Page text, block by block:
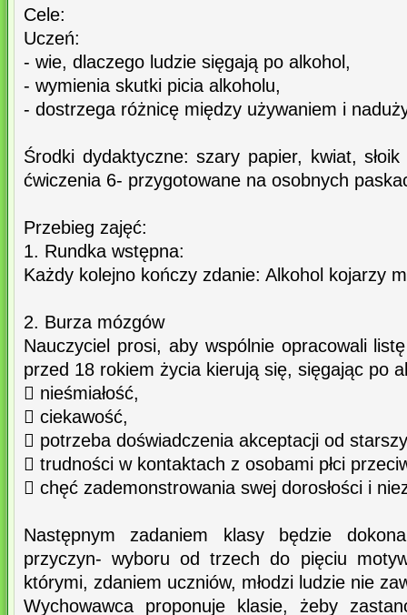
Cele:
Uczeń:
- wie, dlaczego ludzie sięgają po alkohol,
- wymienia skutki picia alkoholu,
- dostrzega różnicę między używaniem i
Środki dydaktyczne: szary papier, kwiat,
ćwiczenia 6- przygotowane na osobnych
Przebieg zajęć:
1. Rundka wstępna:
Każdy kolejno kończy zdanie: Alkohol kojarzy
2. Burza mózgów
Nauczyciel prosi, aby wspólnie opracowali
przed 18 rokiem życia kierują się, sięgając po
 nieśmiałość,
 ciekawość,
 potrzeba doświadczenia akceptacji od
 trudności w kontaktach z osobami płci
 chęć zademonstrowania swej dorosłości i
Następnym zadaniem klasy będzie
przyczyn- wyboru od trzech do pięciu
którymi, zdaniem uczniów, młodzi ludzie nie
Wychowawca proponuje klasie, żeby